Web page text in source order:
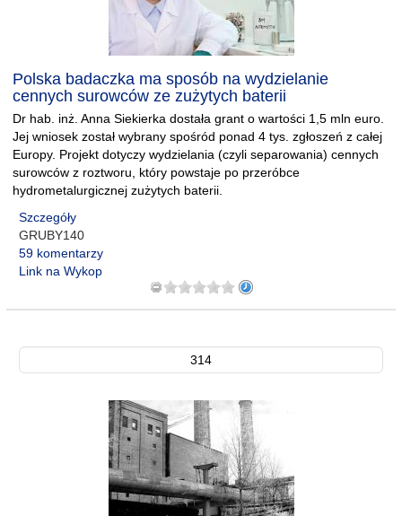
Polska badaczka ma sposób na wydzielanie
cennych surowców ze zużytych baterii
Dr hab. inż. Anna Siekierka dostała grant o wartości 1,5 mln euro.
Jej wniosek został wybrany spośród ponad 4 tys. zgłoszeń z całej
Europy. Projekt dotyczy wydzielania (czyli separowania) cennych
surowców z roztworu, który powstaje po przeróbce
hydrometalurgicznej zużytych baterii.
Szczegóły
GRUBY140
59 komentarzy
Link na Wykop
314